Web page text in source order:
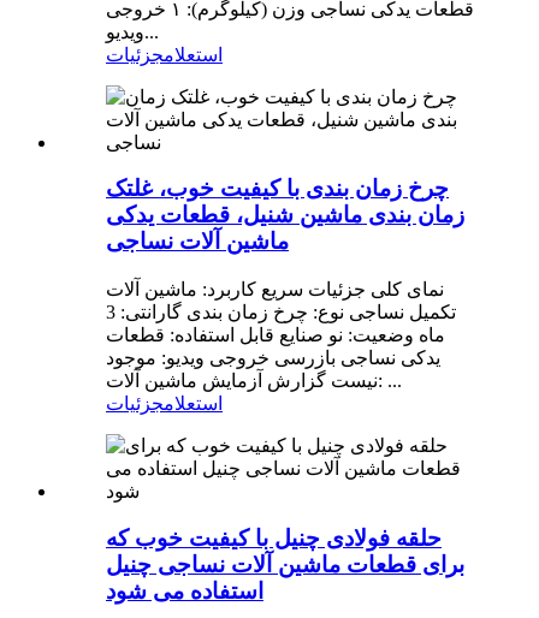
قطعات یدکی نساجی وزن (کیلوگرم): ۱ خروجی
ویدیو...
استعلامجزئیات
چرخ زمان بندی با کیفیت خوب، غلتک
زمان بندی ماشین شنیل، قطعات یدکی
ماشین آلات نساجی
نمای کلی جزئیات سریع کاربرد: ماشین آلات
تکمیل نساجی نوع: چرخ زمان بندی گارانتی: 3
ماه وضعیت: نو صنایع قابل استفاده: قطعات
یدکی نساجی بازرسی خروجی ویدیو: موجود
نیست گزارش آزمایش ماشین آلات: ...
استعلامجزئیات
حلقه فولادی چنیل با کیفیت خوب که
برای قطعات ماشین آلات نساجی چنیل
استفاده می شود